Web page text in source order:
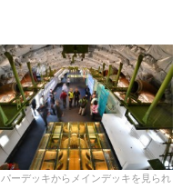
ーデッキからメインデッキを見られ